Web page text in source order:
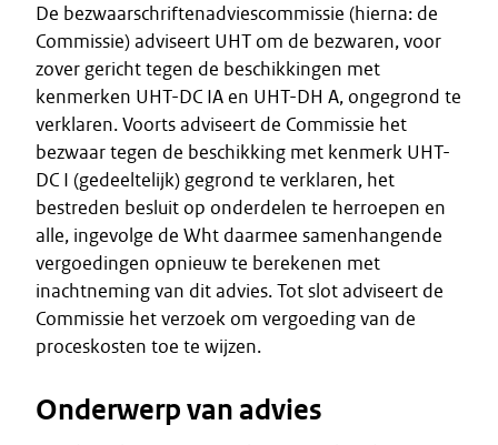
De bezwaarschriftenadviescommissie (hierna: de
Commissie) adviseert UHT om de bezwaren, voor
zover gericht tegen de beschikkingen met
kenmerken UHT-DC IA en UHT-DH A, ongegrond te
verklaren. Voorts adviseert de Commissie het
bezwaar tegen de beschikking met kenmerk UHT-
DC I (gedeeltelijk) gegrond te verklaren, het
bestreden besluit op onderdelen te herroepen en
alle, ingevolge de Wht daarmee samenhangende
vergoedingen opnieuw te berekenen met
inachtneming van dit advies. Tot slot adviseert de
Commissie het verzoek om vergoeding van de
proceskosten toe te wijzen.
Onderwerp van advies